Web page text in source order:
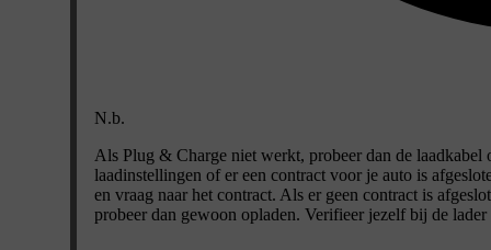
N.b.
Als Plug & Charge niet werkt, probeer dan de
laadinstellingen of er een contract voor je auto is
en vraag naar het contract. Als er geen contract is
probeer dan gewoon opladen. Verifieer jezelf bij de